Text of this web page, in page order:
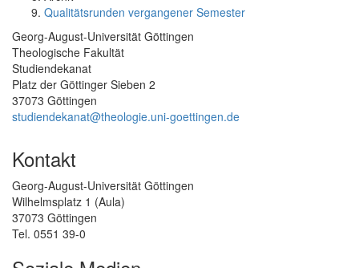
Qualitätsrunden vergangener Semester
Georg-August-Universität Göttingen
Theologische Fakultät
Studiendekanat
Platz der Göttinger Sieben 2
37073 Göttingen
studiendekanat@theologie.uni-goettingen.de
Kontakt
Georg-August-Universität Göttingen
Wilhelmsplatz 1 (Aula)
37073 Göttingen
Tel. 0551 39-0